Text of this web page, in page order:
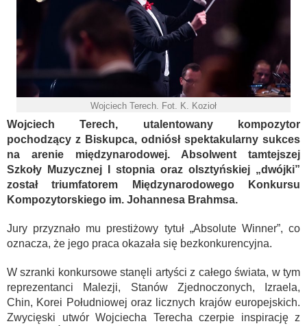
Wojciech Terech. Fot. K. Kozioł
Wojciech Terech, utalentowany kompozytor
pochodzący z Biskupca, odniósł spektakularny sukces
na arenie międzynarodowej. Absolwent tamtejszej
Szkoły Muzycznej I stopnia oraz olsztyńskiej „dwójki”
został triumfatorem Międzynarodowego Konkursu
Kompozytorskiego im. Johannesa Brahmsa.
Jury przyznało mu prestiżowy tytuł „Absolute Winner”, co
oznacza, że jego praca okazała się bezkonkurencyjna.
W szranki konkursowe stanęli artyści z całego świata, w tym
reprezentanci Malezji, Stanów Zjednoczonych, Izraela,
Chin, Korei Południowej oraz licznych krajów europejskich.
Zwycięski utwór Wojciecha Terecha czerpie inspirację z